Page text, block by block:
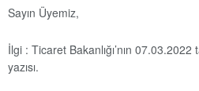
Sayın Üyemiz,
İlgi : Ticaret Bakanlığı’nın
yazısı.